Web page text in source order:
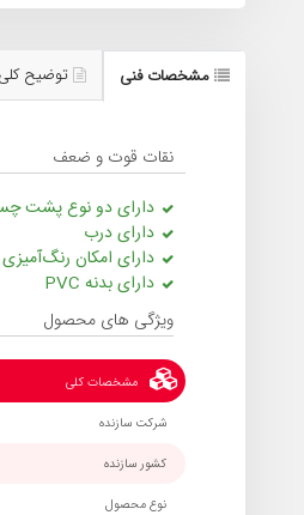
مشخصات فنی توضیح کلی
نقات قوت و ضعف
دارای دو نوع پشت‌
دارای درب
دارای امکان رنگ‌آمیزی
دارای بدنه PVC
ویژگی های محصول
مشخصات کلی
شرکت سازنده
کشور سازنده
نوع محصول